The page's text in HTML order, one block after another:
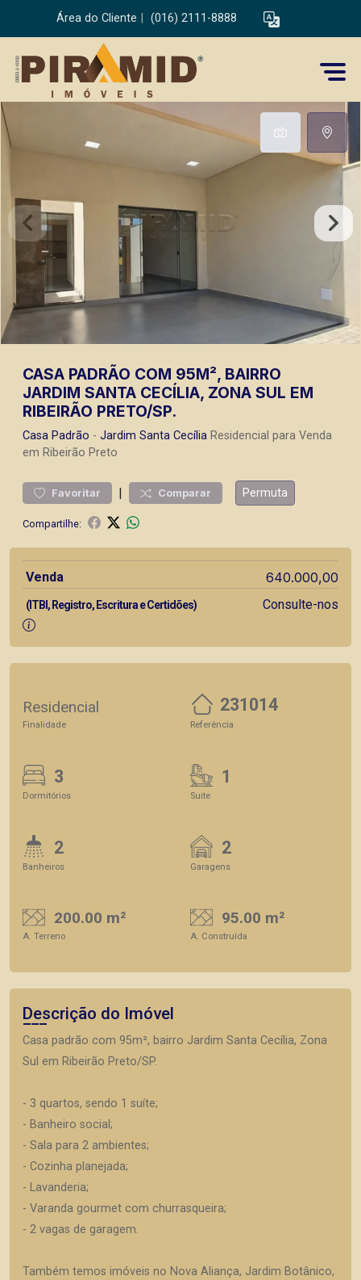
Área do Cliente (016) 2111-8888
CASA PADRÃO COM 95M², BAIRRO
JARDIM SANTA CECÍLIA, ZONA SUL EM
RIBEIRÃO PRETO/SP.
Casa Padrão - Jardim Santa Cecília Residencial para Venda
em Ribeirão Preto
Favoritar | Comparar Permuta
Compartilhe:
Venda 640.000,00
(ITBI, Registro, Escritura e Certidões) Consulte-nos
Residencial
Finalidade
231014
Referência
3
Dormitórios
1
Suite
2
Banheiros
2
Garagens
200.00 m²
A. Terreno
95.00 m²
A. Construída
Descrição do Imóvel
Casa padrão com 95m², bairro Jardim Santa Cecília, Zona
Sul em Ribeirão Preto/SP.
- 3 quartos, sendo 1 suíte;
- Banheiro social;
- Sala para 2 ambientes;
- Cozinha planejada;
- Lavanderia;
- Varanda gourmet com churrasqueira;
- 2 vagas de garagem.
Também temos imóveis no Nova Aliança, Jardim Botânico,